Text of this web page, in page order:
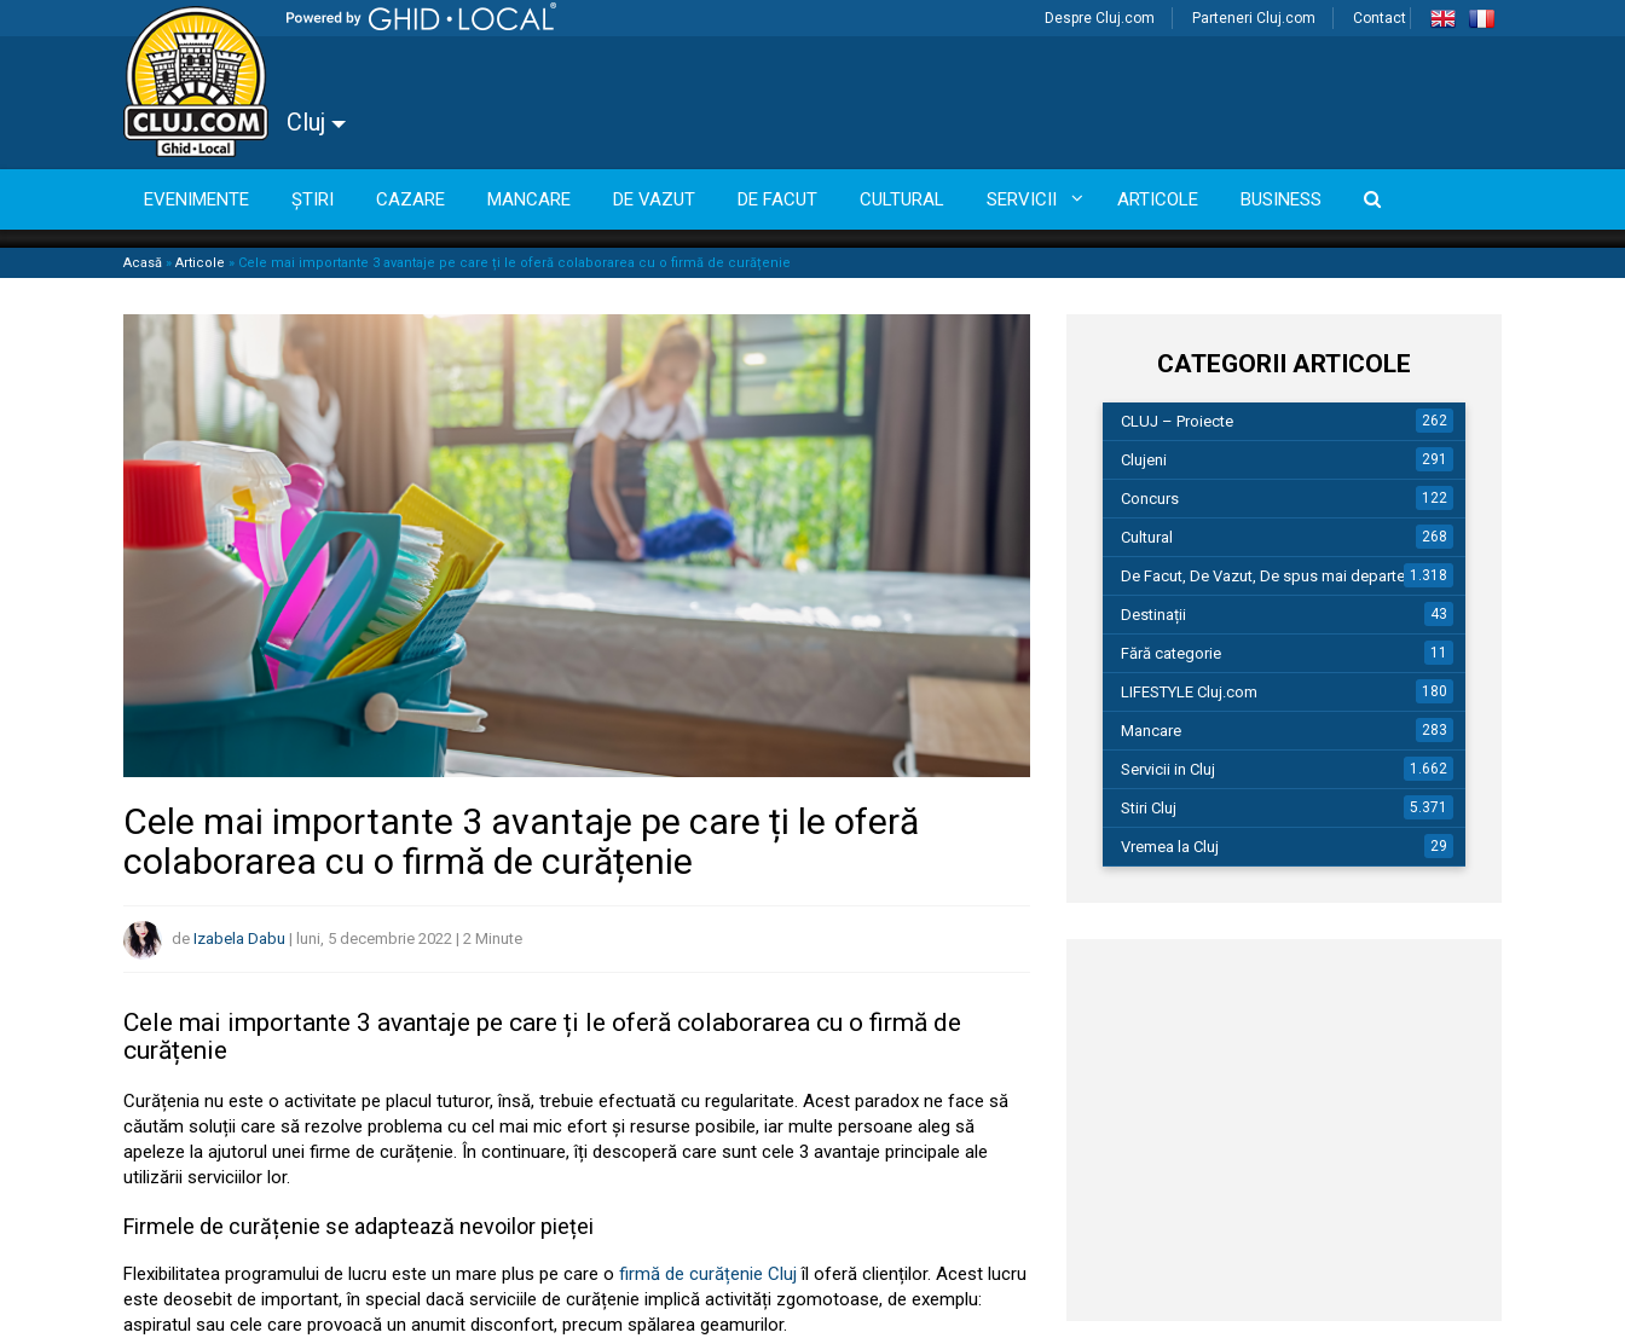
Despre Cluj.com Parteneri Cluj.com Contact
Cluj
EVENIMENTE ȘTIRI CAZARE MANCARE DE VAZUT DE FACUT CULTURAL SERVICII ARTICOLE BUSINESS
Acasă » Articole » Cele mai importante 3 avantaje pe care ți le oferă colaborarea cu o firmă de curățenie
Cele mai importante 3 avantaje pe care ți le oferă
colaborarea cu o firmă de curățenie
de Izabela Dabu | luni, 5 decembrie 2022 | 2 Minute
Cele mai importante 3 avantaje pe care ți le oferă colaborarea cu o firmă de
curățenie
Curățenia nu este o activitate pe placul tuturor, însă, trebuie efectuată cu regularitate. Acest paradox ne face să
căutăm soluții care să rezolve problema cu cel mai mic efort și resurse posibile, iar multe persoane aleg să
apeleze la ajutorul unei firme de curățenie. În continuare, îți descoperă care sunt cele 3 avantaje principale ale
utilizării serviciilor lor.
Firmele de curățenie se adaptează nevoilor pieței
Flexibilitatea programului de lucru este un mare plus pe care o firmă de curățenie Cluj îl oferă clienților. Acest lucru
este deosebit de important, în special dacă serviciile de curățenie implică activități zgomotoase, de exemplu:
aspiratul sau cele care provoacă un anumit disconfort, precum spălarea geamurilor.
CATEGORII ARTICOLE
CLUJ – Proiecte 262
Clujeni 291
Concurs 122
Cultural 268
De Facut, De Vazut, De spus mai departe…1.318
Destinații 43
Fără categorie 11
LIFESTYLE Cluj.com 180
Mancare 283
Servicii in Cluj 1.662
Stiri Cluj 5.371
Vremea la Cluj 29